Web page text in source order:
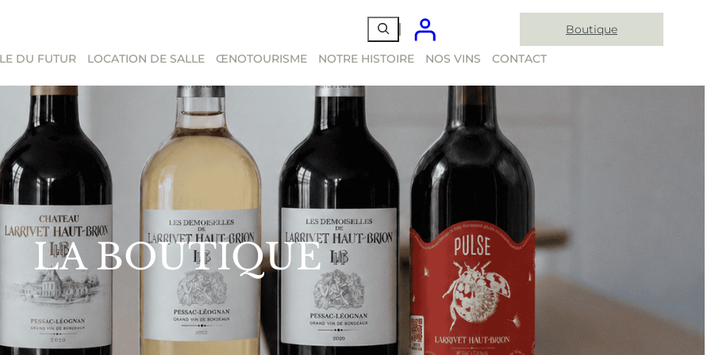
Boutique
DU FUTUR LOCATION DE SALLE ŒNOTOURISME NOTRE HISTOIRE NOS VINS CONTACT
LA BOUTIQUE